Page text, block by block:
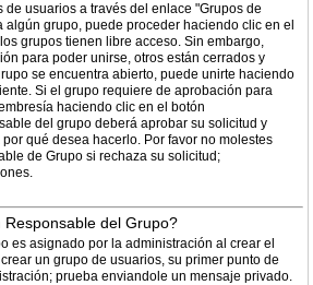
de usuarios a través del enlace "Grupos de
algún grupo, puede proceder haciendo clic en el
grupos tienen libre acceso. Sin embargo,
para poder unirse, otros están cerrados y
se encuentra abierto, puede unirte haciendo
Si el grupo requiere de aprobación para
haciendo clic en el botón
del grupo deberá aprobar su solicitud y
qué desea hacerlo. Por favor no molestes
de Grupo si rechaza su solicitud;
del Grupo?
es asignado por la administración al crear el
un grupo de usuarios, su primer punto de
prueba enviandole un mensaje privado.